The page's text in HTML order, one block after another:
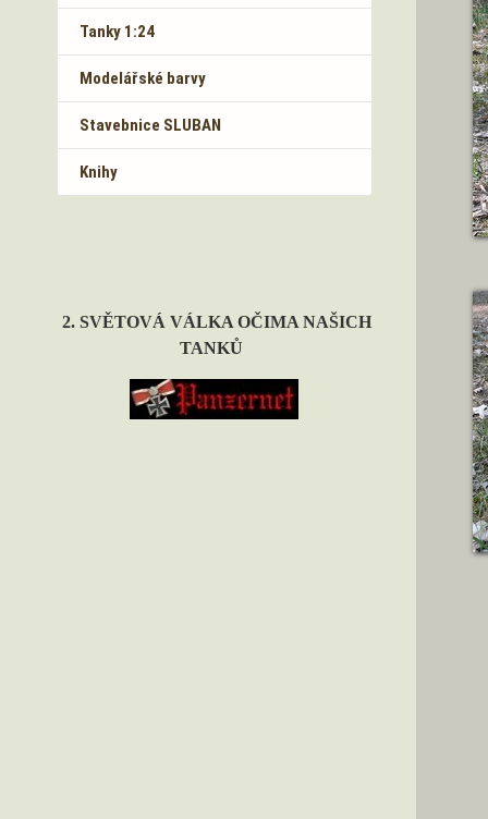
Tanky 1:24
Modelářské barvy
Stavebnice SLUBAN
Knihy
2. SVĚTOVÁ VÁLKA OČIMA NAŠICH
TANKŮ